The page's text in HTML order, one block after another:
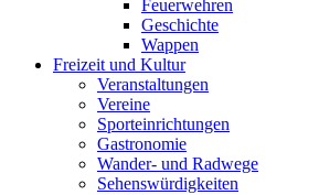
Feuerwehren
Geschichte
Wappen
Freizeit und Kultur
Veranstaltungen
Vereine
Sporteinrichtungen
Gastronomie
Wander- und Radwege
Sehenswürdigkeiten